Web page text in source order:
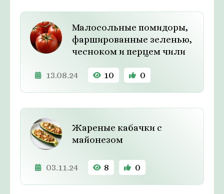
Малосольные помидоры,
фаршированные зеленью,
чесноком и перцем чили
13.08.24 10 0
Жареные кабачки с
майонезом
03.11.24 8 0